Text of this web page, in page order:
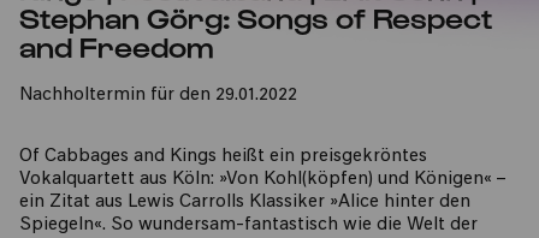
Stephan Görg: Songs of Respect
and Freedom
Nachholtermin für den 29.01.2022
Of Cabbages and Kings heißt ein preisgekröntes
Vokalquartett aus Köln: »Von Kohl(köpfen) und Königen« –
ein Zitat aus Lewis Carrolls Klassiker »Alice hinter den
Spiegeln«. So wundersam-fantastisch wie die Welt der